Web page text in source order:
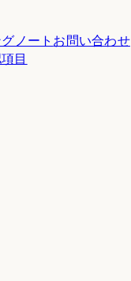
ノート お問い合わせ
目